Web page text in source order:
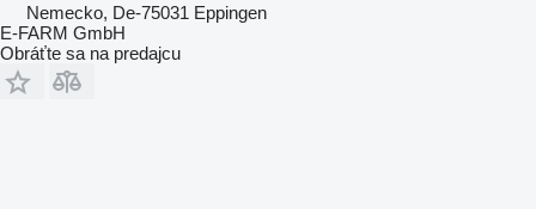
Nemecko, De-75031 Eppingen
E-FARM GmbH
Obráťte sa na predajcu